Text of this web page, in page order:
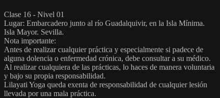
Clase 16 - Nivel 01
Lugar: Embarcadero junto al río Guadalquivir, en la Isla Mínima.
Isla Mayor. Sevilla.
Nota importante:
Antes de realizar cualquier práctica y especialmente si padece de
alguna dolencia o enfermedad crónica, debe consultar a su médico.
Al realizar cualquiera de las prácticas, lo haces de manera voluntaria
y bajo su propia responsabilidad.
Lilayati Yoga queda exenta de responsabilidad de cualquier lesión
llevada por una mala práctica.